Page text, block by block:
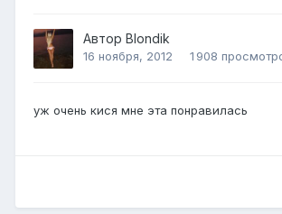
Автор Blondik
16 ноября, 2012 1 908
уж очень кися мне эта понравилась